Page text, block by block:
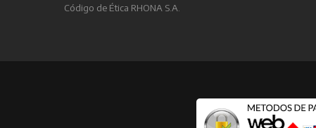
Código de Ética RHONA S.A.